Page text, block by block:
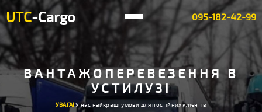
UTC-Cargo 095-182-42-99
ВАНТАЖОПЕРЕВЕЗЕННЯ В
УСТИЛУЗІ
УВАГА!У нас найкращі умови для постійних клієнтів